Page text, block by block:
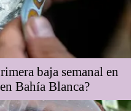
baja semanal en
Bahía Blanca?